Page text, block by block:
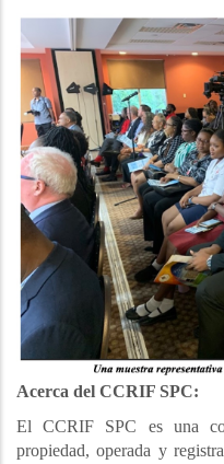
Acerca del CCRIF SPC:
El CCRIF SPC es una
propiedad, operada y